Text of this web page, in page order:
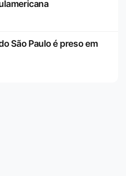
São Paulo é preso em